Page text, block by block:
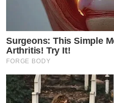
Surgeons: This Simple
Arthritis! Try It!
FORGE BODY